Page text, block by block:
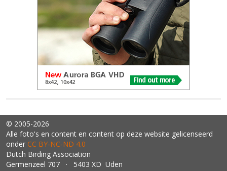
© 2005-2026
Alle foto's en content en content op deze website gelicenseerd
onder CC BY‑NC‑ND 4.0
Dutch Birding Association
Germenzeel 707 · 5403 XD Uden